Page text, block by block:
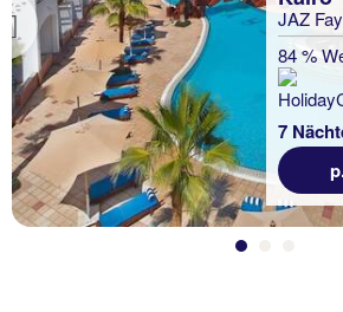
Previous
JAZ
84 %
7